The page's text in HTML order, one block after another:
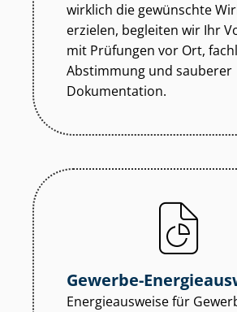
wirklich die gewünschte
erzielen, begleiten wir Ihr
mit Prüfungen vor Ort,
Abstimmung und sauberer
Dokumentation.
Gewerbe-
Energieausweise für